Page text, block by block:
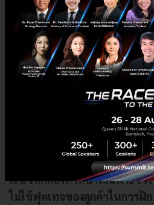
ขนาดนี้ จะ “แอบดู” หรือเปล่า?
AIS เข้าใจเรื่องนี้ดี เลยออกแบ
เคารพความเป็นส่วนตัว” ของเ
ตัวกล้อง AiCAM จะมีโหมด
อัตโนมัติได้ เวลาที่ไม่ต้องการใ
หรือผู้ใช้งานจะตั้งเวลาให้กล้อง
เหมือนกัน เช่น ออกไปทำงาน 9
เย็น ให้กล้องทำหน้าที่เฉพาะช่ว
ไม่ใช้ฟุตเทจของลูกค้าในการฝึ